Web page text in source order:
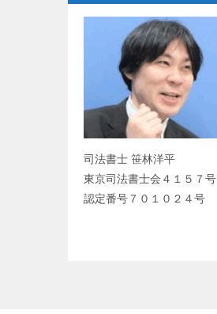
司法書士 笹林洋平
東京司法書士会４１５７号
認定番号７０１０２４号